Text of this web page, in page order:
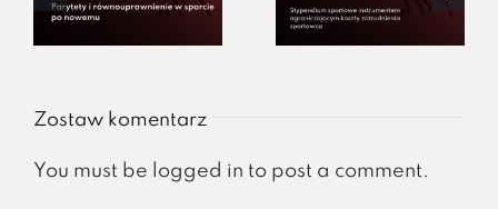
Zostaw komentarz
You must be logged in to post a comment.